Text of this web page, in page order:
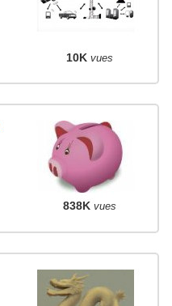
10K vues
838K vues